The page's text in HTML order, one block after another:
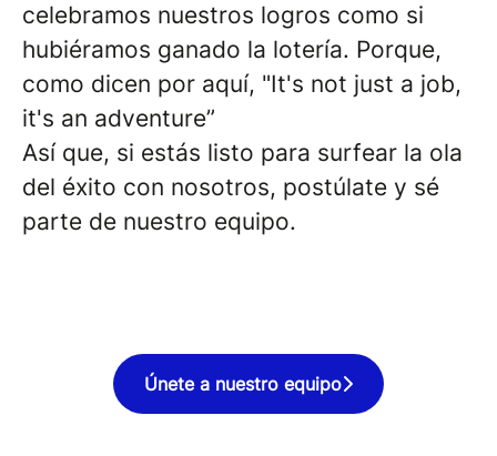
celebramos nuestros logros como si
hubiéramos ganado la lotería. Porque,
como dicen por aquí, "It's not just a job,
it's an adventure”
Así que, si estás listo para surfear la ola
del éxito con nosotros, postúlate y sé
parte de nuestro equipo.
Únete a nuestro equipo